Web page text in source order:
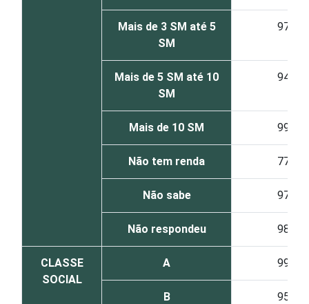
Mais de 3 SM até 5
SM
97
Mais de 5 SM até 10
SM
94
Mais de 10 SM 99
Não tem renda 77
Não sabe 97
Não respondeu 98
CLASSE
SOCIAL
A 99
B 95